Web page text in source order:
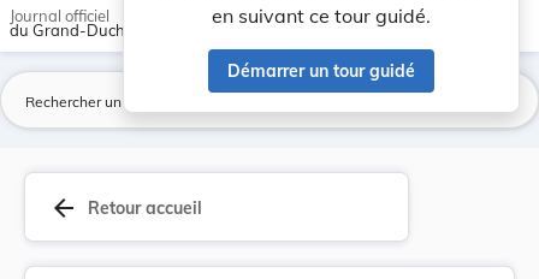
en suivant ce tour guidé.
Démarrer un tour guidé
Journal officiel
du Grand-Duché de Luxembourg
arrow_back Retour accueil